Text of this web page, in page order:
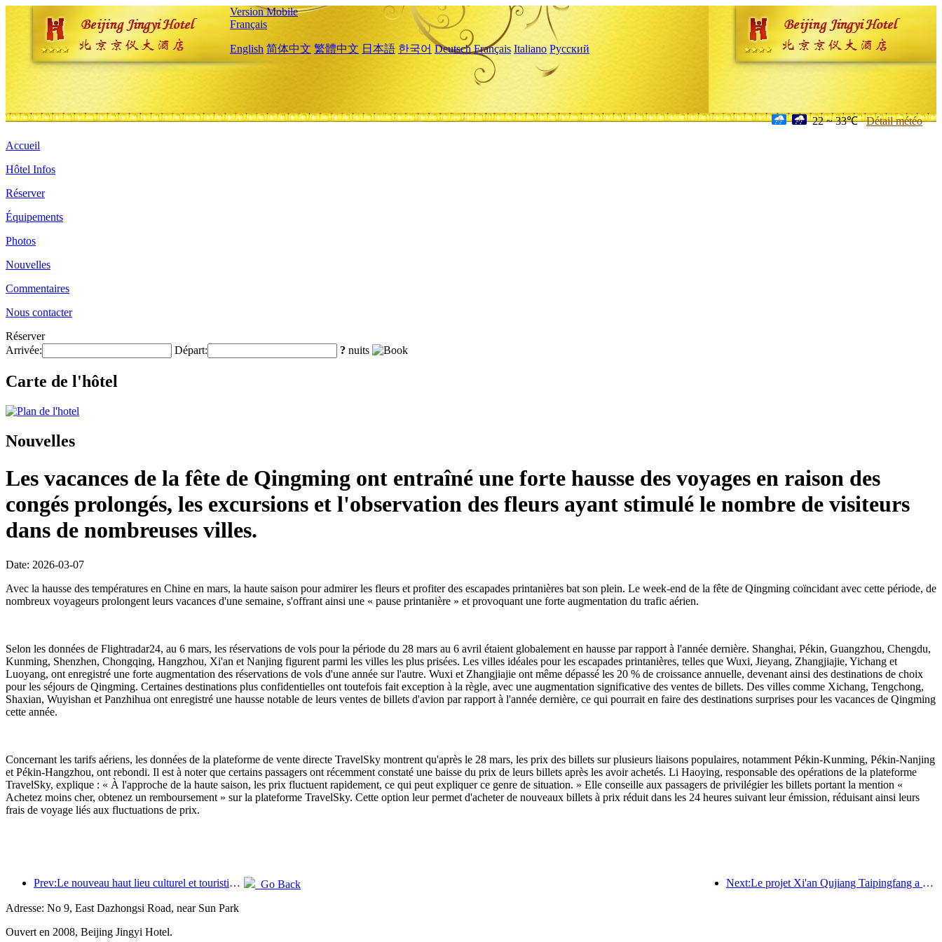
Version Mobile
Français
English 简体中文 繁體中文 日本語 한국어 Deutsch Français Italiano Русский
22 ~ 33℃ Détail météo
Accueil
Hôtel Infos
Réserver
Équipements
Photos
Nouvelles
Commentaires
Nous contacter
Réserver
Arrivée:
Départ: ? nuits
Carte de l'hôtel
Nouvelles
Les vacances de la fête de Qingming ont entraîné une forte hausse des voyages en raison des
congés prolongés, les excursions et l'observation des fleurs ayant stimulé le nombre de visiteurs
dans de nombreuses villes.
Date: 2026-03-07
Avec la hausse des températures en Chine en mars, la haute saison pour admirer les fleurs et profiter des escapades printanières bat son plein. Le week-end de la fête de Qingming coïncidant avec cette période, de
nombreux voyageurs prolongent leurs vacances d'une semaine, s'offrant ainsi une « pause printanière » et provoquant une forte augmentation du trafic aérien.
Selon les données de Flightradar24, au 6 mars, les réservations de vols pour la période du 28 mars au 6 avril étaient globalement en hausse par rapport à l'année dernière. Shanghai, Pékin, Guangzhou, Chengdu,
Kunming, Shenzhen, Chongqing, Hangzhou, Xi'an et Nanjing figurent parmi les villes les plus prisées. Les villes idéales pour les escapades printanières, telles que Wuxi, Jieyang, Zhangjiajie, Yichang et
Luoyang, ont enregistré une forte augmentation des réservations de vols d'une année sur l'autre. Wuxi et Zhangjiajie ont même dépassé les 20 % de croissance annuelle, devenant ainsi des destinations de choix
pour les séjours de Qingming. Certaines destinations plus confidentielles ont toutefois fait exception à la règle, avec une augmentation significative des ventes de billets. Des villes comme Xichang, Tengchong,
Shaxian, Wuyishan et Panzhihua ont enregistré une hausse notable de leurs ventes de billets d'avion par rapport à l'année dernière, ce qui pourrait en faire des destinations surprises pour les vacances de Qingming
cette année.
Concernant les tarifs aériens, les données de la plateforme de vente directe TravelSky montrent qu'après le 28 mars, les prix des billets sur plusieurs liaisons populaires, notamment Pékin-Kunming, Pékin-Nanjing
et Pékin-Hangzhou, ont rebondi. Il est à noter que certains passagers ont récemment constaté une baisse du prix de leurs billets après les avoir achetés. Li Haoying, responsable des opérations de la plateforme
TravelSky, explique : « À l'approche de la haute saison, les prix fluctuent rapidement, ce qui peut expliquer ce genre de situation. » Elle conseille aux passagers de privilégier les billets portant la mention «
Achetez moins cher, obtenez un remboursement » sur la plateforme TravelSky. Cette option leur permet d'acheter de nouveaux billets à prix réduit dans les 24 heures suivant leur émission, réduisant ainsi leurs
frais de voyage liés aux fluctuations de prix.
Prev:Le nouveau haut lieu culturel et touristique du quartier de Pinnacle Park à Pékin ouvrira officiellement ses portes cette année. Next:Le projet Xi'an Qujiang Taipingfang a officiellement débuté sa construction, avec une superficie totale de 137 000 mètres carrés.
Go Back
Adresse: No 9, East Dazhongsi Road, near Sun Park
Ouvert en 2008, Beijing Jingyi Hotel.